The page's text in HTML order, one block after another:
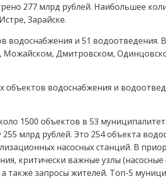
277 млрд рублей. Наибольшее
Зарайске.
водоснабжения и 51 водоотведения.
Можайском, Дмитровском,
водоснабжения и
1500 объектов в 53
млрд рублей. Это 254 объекта
насосных станций. В
критически важные узлы
также запросы жителей. Топ-5